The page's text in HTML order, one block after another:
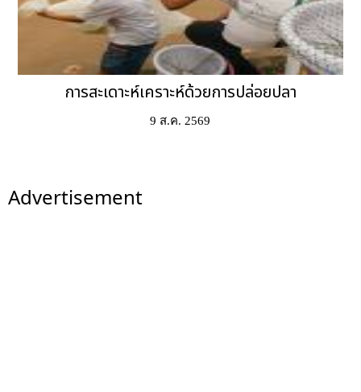
การสะเดาะห์เคราะห์ด้วยการปล่อยปลา
9 ส.ค. 2569
Advertisement